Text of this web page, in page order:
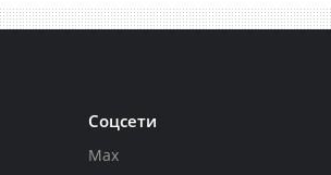
Соцсети
Max